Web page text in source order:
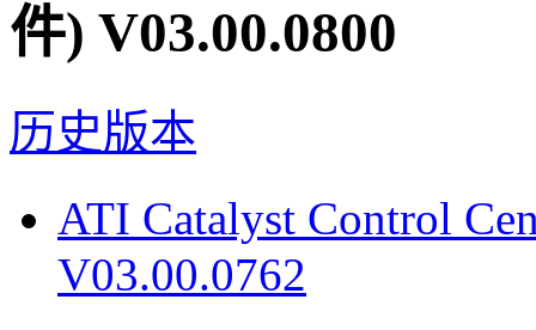
件) V03.00.0800
历史版本
ATI Catalyst Control
V03.00.0762